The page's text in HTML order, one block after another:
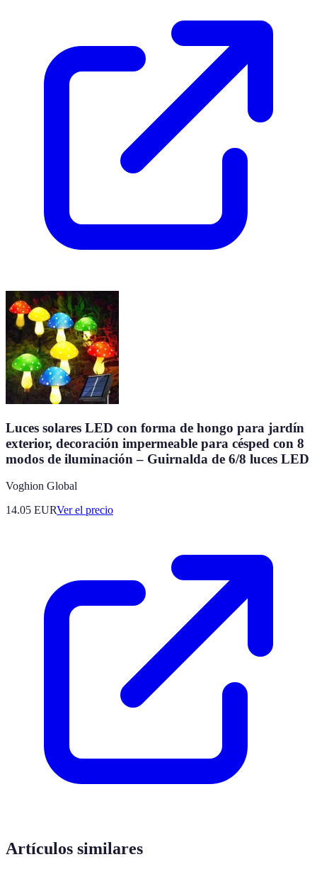
Luces solares LED con forma de hongo para jardín
exterior, decoración impermeable para césped con 8
modos de iluminación – Guirnalda de 6/8 luces LED
Voghion Global
14.05 EURVer el precio
Artículos similares